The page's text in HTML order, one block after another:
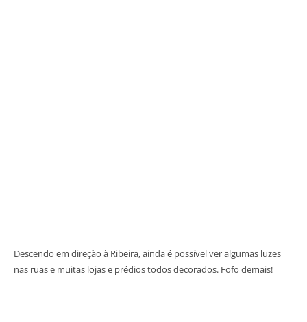
Descendo em direção à Ribeira, ainda é possível ver algumas luzes
nas ruas e muitas lojas e prédios todos decorados. Fofo demais!